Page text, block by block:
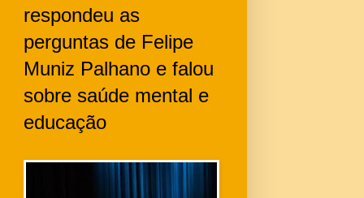
respondeu as
perguntas de Felipe
Muniz Palhano e falou
sobre saúde mental e
educação